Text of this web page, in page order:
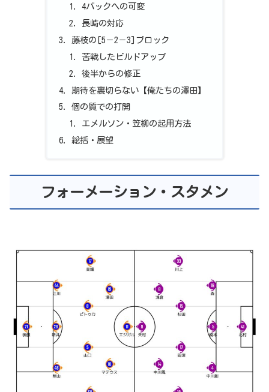
4バックへの可変
長崎の対応
藤枝の[5－2－3]ブロック
苦戦したビルドアップ
後半からの修正
期待を裏切らない【俺たちの澤田】
個の質での打開
エメルソン・笠柳の起用方法
総括・展望
フォーメーション・スタメン